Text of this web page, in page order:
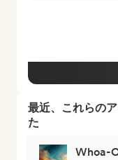
最近、これらの
た
Whoa-